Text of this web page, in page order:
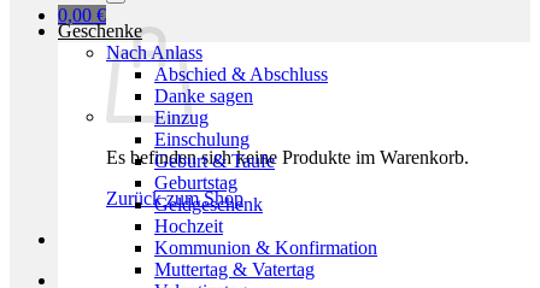
0,00 €
Es befinden sich keine Produkte im Warenkorb.
Zurück zum Shop
Geschenke
Nach Anlass
Abschied & Abschluss
Danke sagen
Einzug
Einschulung
Geburt & Taufe
Geburtstag
Geldgeschenk
Hochzeit
Kommunion & Konfirmation
Muttertag & Vatertag